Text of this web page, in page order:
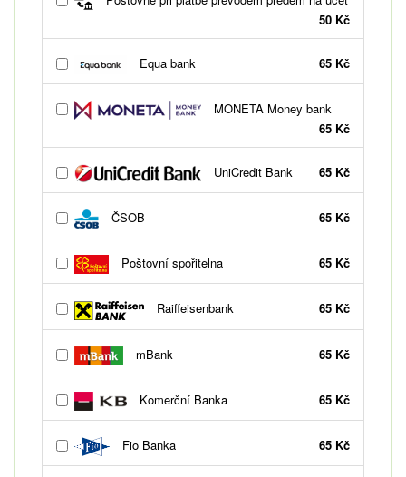
50 Kč
Equa bank 65 Kč
MONETA Money bank
65 Kč
UniCredit Bank 65 Kč
ČSOB 65 Kč
Poštovní spořitelna 65 Kč
Raiffeisenbank 65 Kč
mBank 65 Kč
Komerční Banka 65 Kč
Fio Banka 65 Kč